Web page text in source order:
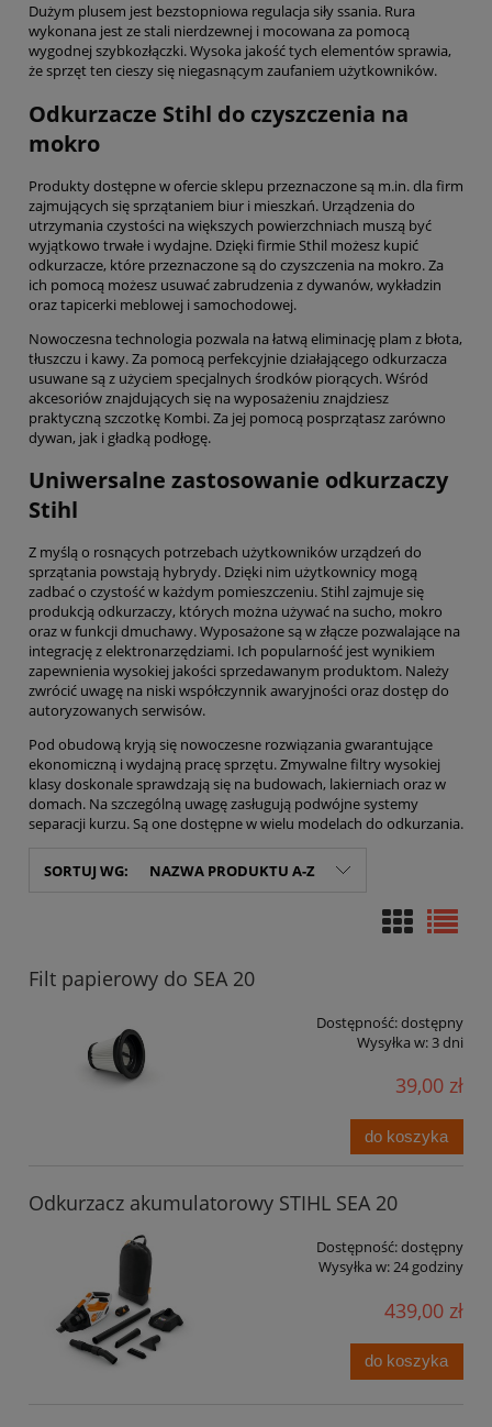
Dużym plusem jest bezstopniowa regulacja siły ssania. Rura
wykonana jest ze stali nierdzewnej i mocowana za pomocą
wygodnej szybkozłączki. Wysoka jakość tych elementów sprawia,
że sprzęt ten cieszy się niegasnącym zaufaniem użytkowników.
Odkurzacze Stihl do czyszczenia na
mokro
Produkty dostępne w ofercie sklepu przeznaczone są m.in. dla firm
zajmujących się sprzątaniem biur i mieszkań. Urządzenia do
utrzymania czystości na większych powierzchniach muszą być
wyjątkowo trwałe i wydajne. Dzięki firmie Sthil możesz kupić
odkurzacze, które przeznaczone są do czyszczenia na mokro. Za
ich pomocą możesz usuwać zabrudzenia z dywanów, wykładzin
oraz tapicerki meblowej i samochodowej.
Nowoczesna technologia pozwala na łatwą eliminację plam z błota,
tłuszczu i kawy. Za pomocą perfekcyjnie działającego odkurzacza
usuwane są z użyciem specjalnych środków piorących. Wśród
akcesoriów znajdujących się na wyposażeniu znajdziesz
praktyczną szczotkę Kombi. Za jej pomocą posprzątasz zarówno
dywan, jak i gładką podłogę.
Uniwersalne zastosowanie odkurzaczy
Stihl
Z myślą o rosnących potrzebach użytkowników urządzeń do
sprzątania powstają hybrydy. Dzięki nim użytkownicy mogą
zadbać o czystość w każdym pomieszczeniu. Stihl zajmuje się
produkcją odkurzaczy, których można używać na sucho, mokro
oraz w funkcji dmuchawy. Wyposażone są w złącze pozwalające na
integrację z elektronarzędziami. Ich popularność jest wynikiem
zapewnienia wysokiej jakości sprzedawanym produktom. Należy
zwrócić uwagę na niski współczynnik awaryjności oraz dostęp do
autoryzowanych serwisów.
Pod obudową kryją się nowoczesne rozwiązania gwarantujące
ekonomiczną i wydajną pracę sprzętu. Zmywalne filtry wysokiej
klasy doskonale sprawdzają się na budowach, lakierniach oraz w
domach. Na szczególną uwagę zasługują podwójne systemy
separacji kurzu. Są one dostępne w wielu modelach do odkurzania.
SORTUJ WG: NAZWA PRODUKTU A-Z
Filt papierowy do SEA 20
Dostępność:dostępny
Wysyłka w:3 dni
39,00 zł
do koszyka
Odkurzacz akumulatorowy STIHL SEA 20
Dostępność:dostępny
Wysyłka w:24 godziny
439,00 zł
do koszyka